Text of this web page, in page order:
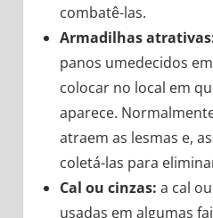
combatê-las.
Armadilhas
panos umedecidos
colocar no local em
aparece.
atraem as lesmas e,
coletá-las para
Cal ou cinzas: a cal
usadas em algumas